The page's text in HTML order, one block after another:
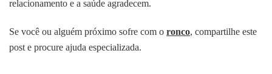
relacionamento e a saúde agradecem.
Se você ou alguém próximo sofre com o ronco, compartilhe este
post e procure ajuda especializada.